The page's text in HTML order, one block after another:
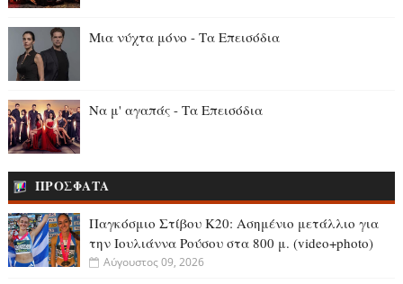
Μια νύχτα μόνο - Τα Επεισόδια
Να μ' αγαπάς - Τα Επεισόδια
ΠΡΟΣΦΑΤΑ
Παγκόσμιο Στίβου Κ20: Ασημένιο μετάλλιο για
την Ιουλιάννα Ρούσου στα 800 μ. (video+photo)
Αύγουστος 09, 2026